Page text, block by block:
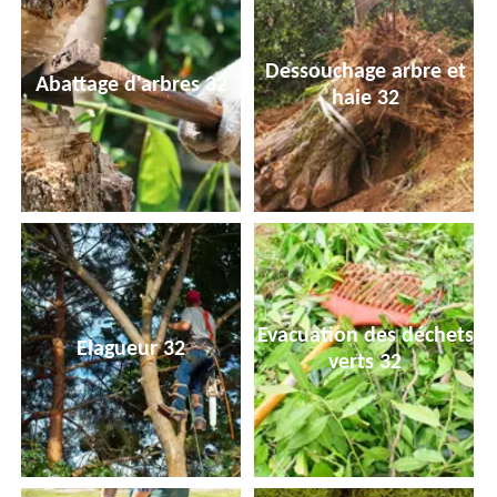
Abattage d'arbres 32
Dessouchage arbre et
haie 32
Elagueur 32
Evacuation des déchets
verts 32